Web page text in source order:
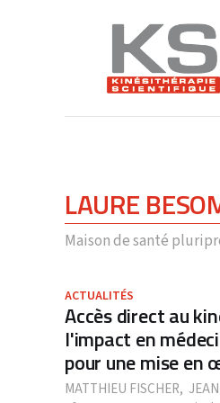
LAURE
Maison de santé
ACTUALITÉS
Accès direct au
l'impact en
pour une mise en
MATTHIEU FISCHER,